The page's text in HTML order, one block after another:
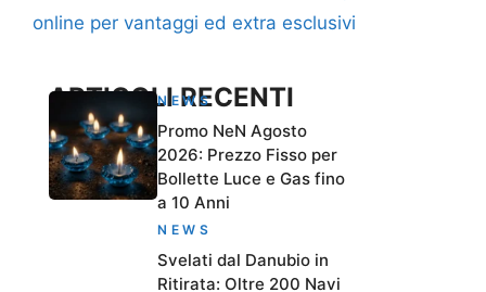
online per vantaggi ed extra esclusivi
ARTICOLI RECENTI
NEWS
Promo NeN Agosto
2026: Prezzo Fisso per
Bollette Luce e Gas fino
a 10 Anni
NEWS
Svelati dal Danubio in
Ritirata: Oltre 200 Navi